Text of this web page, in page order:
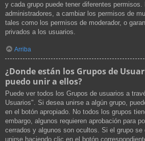
y cada grupo puede tener diferentes
administradores, a cambiar los permisos de
tales como los permisos de moderador, o
privados a los usuarios.
Arriba
¿Donde están los Grupos de
puedo unir a ellos?
Puede ver todos los Grupos de usuarios a
Usuarios". Si desea unirse a algún grupo,
en el botón apropiado. No todos los grupos
embargo, algunos requieren aprobación para
cerrados y algunos son ocultos. Si el grupo se
unirse haciendo clic en el botón